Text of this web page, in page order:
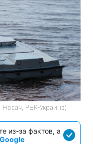
РБК-Украина)
из-за фактов, а